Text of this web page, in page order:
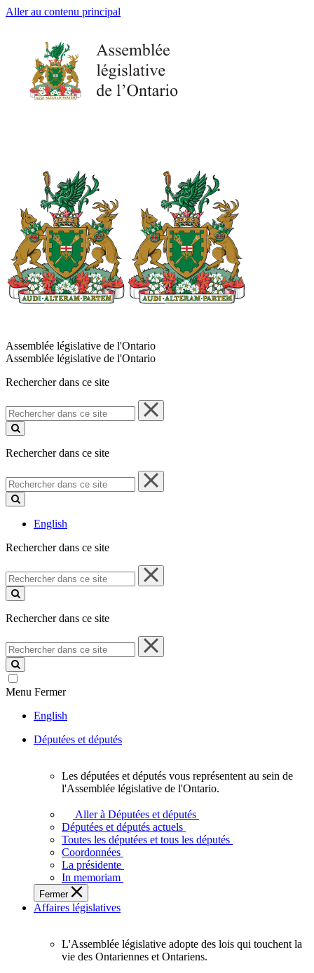
Aller au contenu principal
Assemblée législative de l'Ontario
Assemblée législative de l'Ontario
Rechercher dans ce site
Rechercher
dans
ce
Rechercher dans ce site
Rechercher
dans
ce
English
Rechercher dans ce site
Rechercher
dans
ce
Rechercher dans ce site
Rechercher
dans
ce
site
Menu Fermer
English
Députées et députés
députés
vous
représentent
sein
de
l'Assemblée
législative
l'Ontario.
Les députées et députés vous représentent au sein de
l'Assemblée législative de l'Ontario.
Aller à Députées et députés
Députées et députés actuels
Toutes les députées et tous les députés
Coordonnées
La présidente
In memoriam
Fermer
Affaires législatives
L'Assemblée
L'Assemblée législative adopte des lois qui touchent la
vie des Ontariennes et Ontariens.